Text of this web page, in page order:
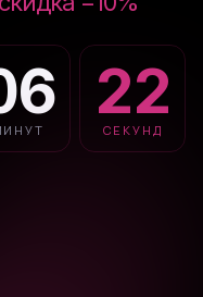
5
6
7
1
2
3
0
1
СЕКУНД